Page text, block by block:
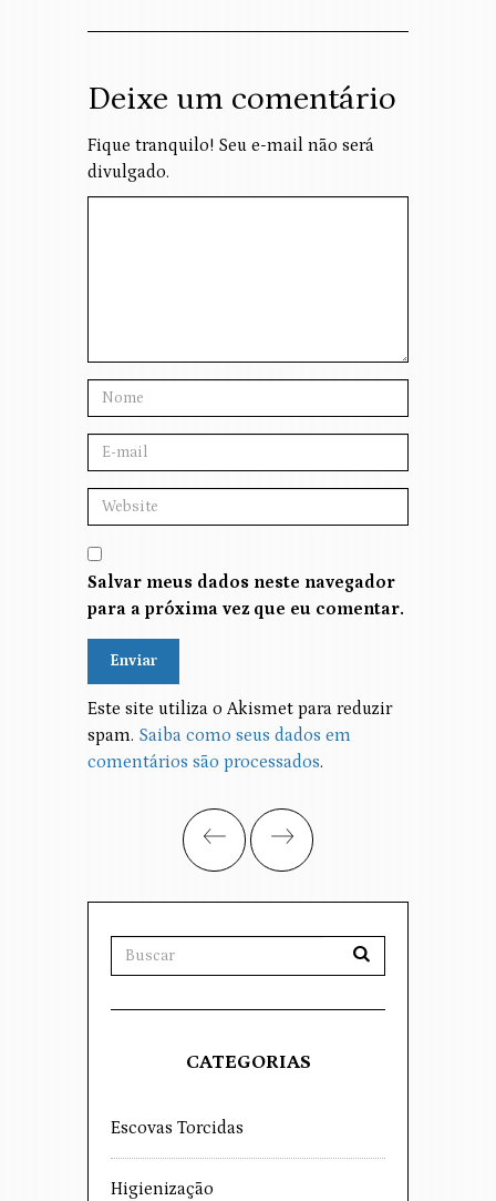
Deixe um comentário
Fique tranquilo! Seu e-mail não será
divulgado.
Salvar meus dados neste navegador
para a próxima vez que eu comentar.
Alternative:
Este site utiliza o Akismet para reduzir
spam. Saiba como seus dados em
comentários são processados.
CATEGORIAS
Escovas Torcidas
Higienização